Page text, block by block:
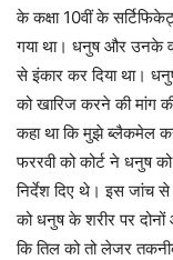
के कक्षा 10वीं के
गया था। धनुष और उनके
से इंकार कर दिया था।
को खारिज करने की मांग
कहा था कि मुझे ब्लैकमेल
फररवी को कोर्ट ने धनुष
निर्देश दिए थे। इस जांच से
को धनुष के शरीर पर
कि तिल को तो लेजर